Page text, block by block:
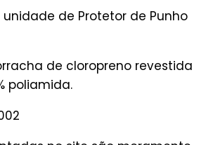
unidade de Protetor de Punho
de cloropreno revestida
poliamida.